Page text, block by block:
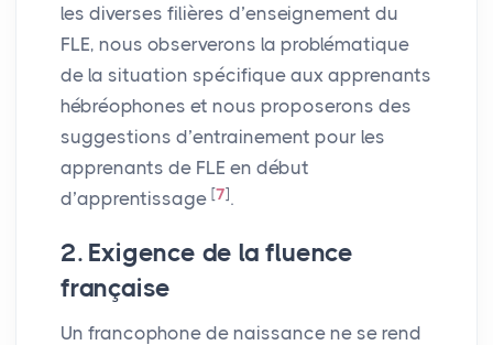
les diverses filières d’enseignement du
FLE, nous observerons la problématique
de la situation spécifique aux apprenants
hébréophones et nous proposerons des
suggestions d’entrainement pour les
apprenants de FLE en début
d’apprentissage [7] .
2. Exigence de la fluence
française
Un francophone de naissance ne se rend